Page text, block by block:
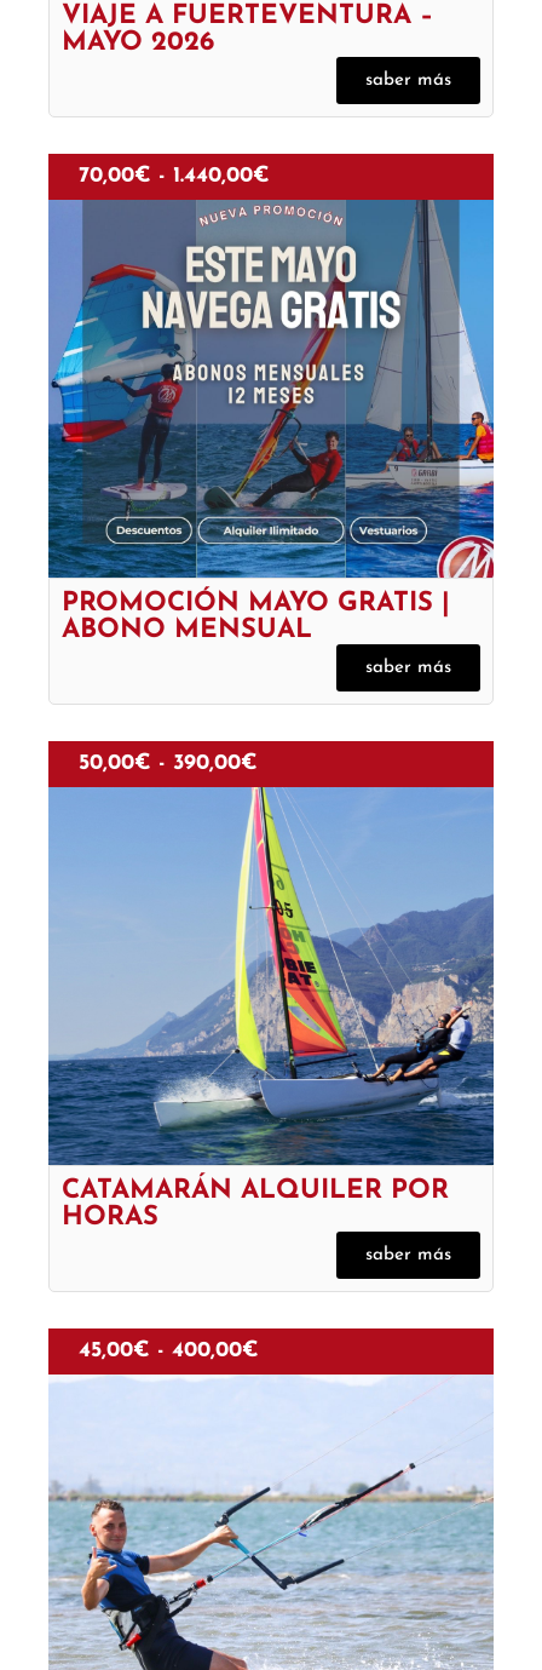
VIAJE A FUERTEVENTURA –
MAYO 2026
saber más
70,00€ - 1.440,00€
PROMOCIÓN MAYO GRATIS |
ABONO MENSUAL
saber más
50,00€ - 390,00€
CATAMARÁN ALQUILER POR
HORAS
saber más
45,00€ - 400,00€